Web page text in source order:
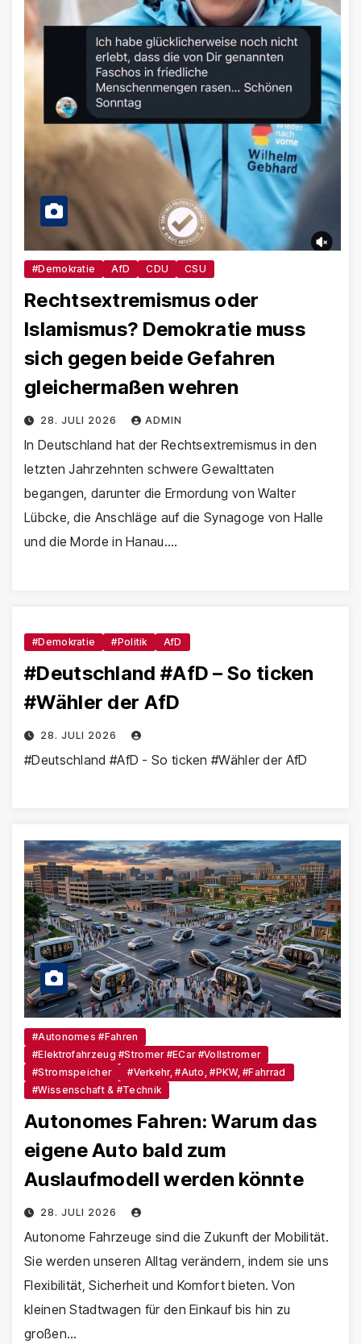
#Demokratie AfD CDU CSU
Rechtsextremismus oder
Islamismus? Demokratie muss
sich gegen beide Gefahren
gleichermaßen wehren
28. JULI 2026 ADMIN
In Deutschland hat der Rechtsextremismus in den
letzten Jahrzehnten schwere Gewalttaten
begangen, darunter die Ermordung von Walter
Lübcke, die Anschläge auf die Synagoge von Halle
und die Morde in Hanau.…
#Demokratie #Politik AfD
#Deutschland #AfD – So ticken
#Wähler der AfD
28. JULI 2026
#Deutschland #AfD - So ticken #Wähler der AfD​
#Autonomes #Fahren
#Elektrofahrzeug #Stromer #eCar #Vollstromer
#Stromspeicher
#Verkehr, #Auto, #PKW, #Fahrrad
#Wissenschaft & #Technik
Autonomes Fahren: Warum das
eigene Auto bald zum
Auslaufmodell werden könnte
28. JULI 2026
Autonome Fahrzeuge sind die Zukunft der Mobilität.
Sie werden unseren Alltag verändern, indem sie uns
Flexibilität, Sicherheit und Komfort bieten. Von
kleinen Stadtwagen für den Einkauf bis hin zu
großen…